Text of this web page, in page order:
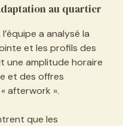
au quartier
a analysé la
et les profils des
une amplitude horaire
et des offres
afterwork ».
que les